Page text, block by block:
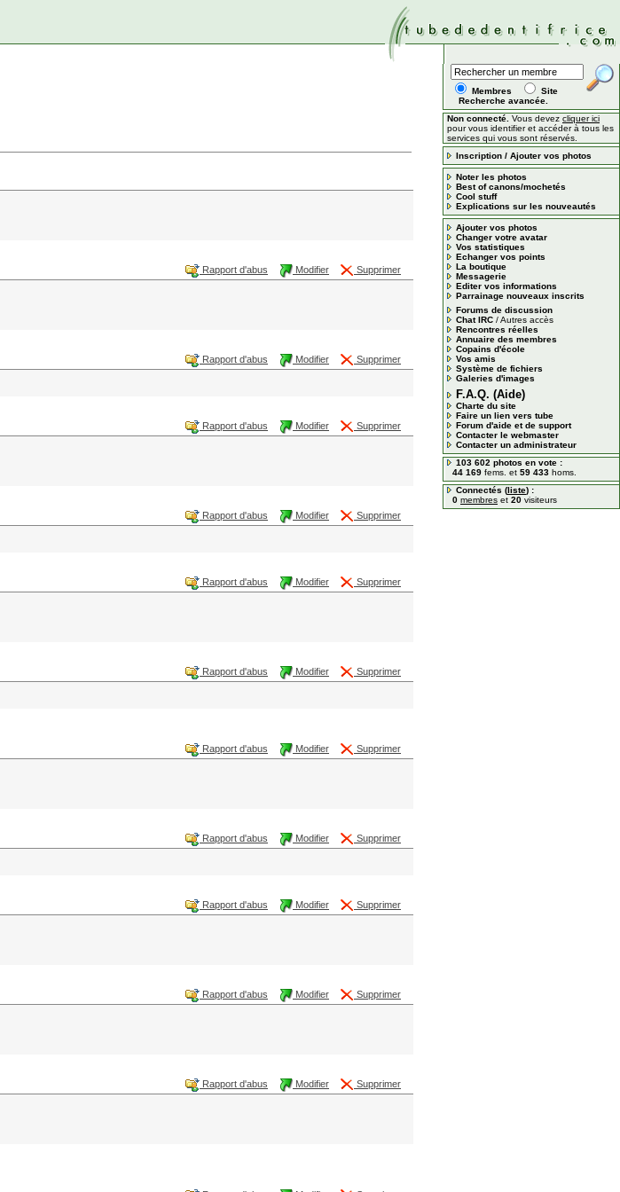
Rapport d'abus Modifier Supprimer
Rapport d'abus Modifier Supprimer
Rapport d'abus Modifier Supprimer
Rapport d'abus Modifier Supprimer
Rapport d'abus Modifier Supprimer
Rapport d'abus Modifier Supprimer
Rapport d'abus Modifier Supprimer
Rapport d'abus Modifier Supprimer
Rapport d'abus Modifier Supprimer
Rapport d'abus Modifier Supprimer
Rapport d'abus Modifier Supprimer
Membres
Site
Recherche avancée.
Non connecté. Vous devez cliquer ici
pour vous identifier et accéder à tous les
services qui vous sont réservés.
Inscription / Ajouter vos photos
Noter les photos
Best of canons/mochetés
Cool stuff
Explications sur les nouveautés
Ajouter vos photos
Changer votre avatar
Vos statistiques
Echanger vos points
La boutique
Messagerie
Editer vos informations
Parrainage nouveaux inscrits
Forums de discussion
Chat IRC /Autres accès
Rencontres réelles
Annuaire des membres
Copains d'école
Vos amis
Système de fichiers
Galeries d'images
F.A.Q. (Aide)
Charte du site
Faire un lien vers tube
Forum d'aide et de support
Contacter le webmaster
Contacter un administrateur
103 602 photos en vote :
44 169 fems. et 59 433 homs.
Connectés (liste) :
0 membres et 20 visiteurs